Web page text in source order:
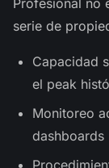
serie de
Capacidad
el peak
Monitoreo
dashboards